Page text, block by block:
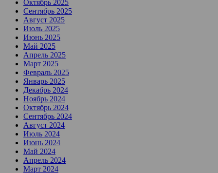
Октябрь 2025
Сентябрь 2025
Август 2025
Июль 2025
Июнь 2025
Май 2025
Апрель 2025
Март 2025
Февраль 2025
Январь 2025
Декабрь 2024
Ноябрь 2024
Октябрь 2024
Сентябрь 2024
Август 2024
Июль 2024
Июнь 2024
Май 2024
Апрель 2024
Март 2024